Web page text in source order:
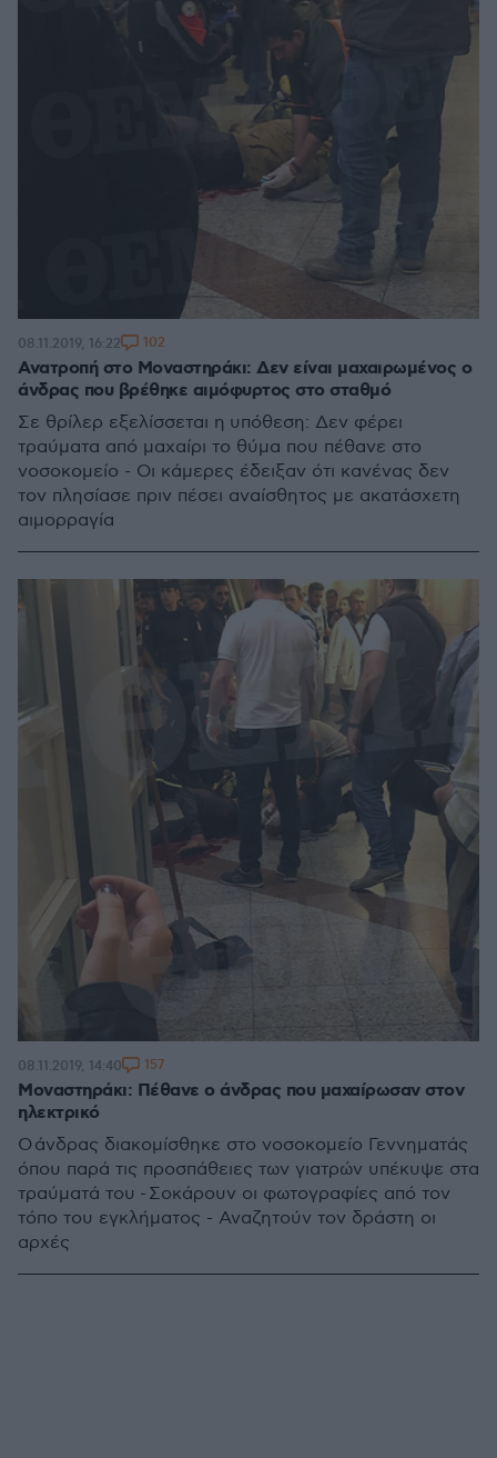
Ανατροπή στο Μοναστηράκι: Δεν είναι μαχαιρωμένος ο
άνδρας που βρέθηκε αιμόφυρτος στο σταθμό
Σε θρίλερ εξελίσσεται η υπόθεση: Δεν φέρει
τραύματα από μαχαίρι το θύμα που πέθανε στο
νοσοκομείο - Οι κάμερες έδειξαν ότι κανένας δεν
τον πλησίασε πριν πέσει αναίσθητος με ακατάσχετη
αιμορραγία
08.11.2019, 16:22 102
Μοναστηράκι: Πέθανε ο άνδρας που μαχαίρωσαν στον
ηλεκτρικό
Ο άνδρας διακομίσθηκε στο νοσοκομείο Γεννηματάς
όπου παρά τις προσπάθειες των γιατρών υπέκυψε στα
τραύματά του - Σοκάρουν οι φωτογραφίες από τον
τόπο του εγκλήματος - Αναζητούν τον δράστη οι
αρχές
08.11.2019, 14:40 157